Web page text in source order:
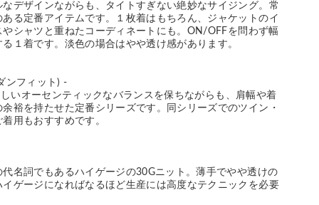
デザインながらも、タイトすぎない絶妙なサイジング。常
る定番アイテムです。１枚着はもちろん、ジャケットのイ
シャツと重ねたコーディネートにも。ON/OFFを問わず幅
１着です。淡色の場合はやや透け感があります。
ンフィット) -
いオーセンティックなバランスを保ちながらも、肩幅や着
裕を持たせた定番シリーズです。同シリーズでのツイン・
用もおすすめです。
名詞でもあるハイゲージの30Gニット。薄手でやや透けの
ゲージになればなるほど生産には高度なテクニックを必要